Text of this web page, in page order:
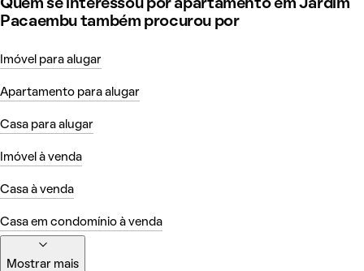
Quem se interessou por apartamento em Jardim
Pacaembu também procurou por
Imóvel para alugar
Apartamento para alugar
Casa para alugar
Imóvel à venda
Casa à venda
Casa em condomínio à venda
Mostrar mais